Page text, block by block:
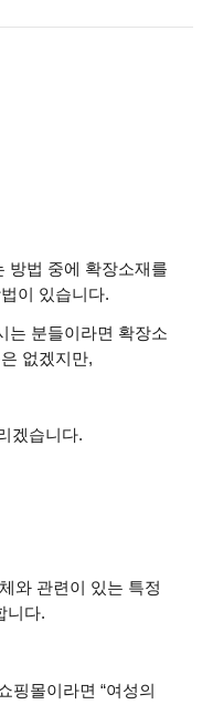
방법 중에 확장소재를
이 있습니다.
는 분들이라면 확장소
없겠지만,
겠습니다.
와 관련이 있는 특정
니다.
핑몰이라면 “여성의